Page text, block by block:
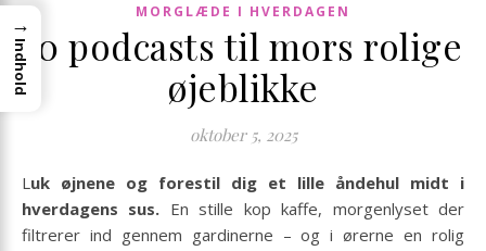
MORGLÆDE I HVERDAGEN
10 podcasts til mors rolige
øjeblikke
oktober 5, 2025
Luk øjnene og forestil dig et lille åndehul midt i
hverdagens sus. En stille kop kaffe, morgenlyset der
filtrerer ind gennem gardinerne – og i ørerne en rolig
→
Indhold